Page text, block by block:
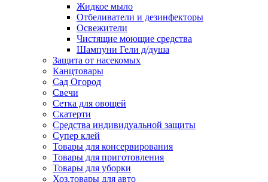
Жидкое мыло
Отбеливатели и дезинфекторы
Освежители
Чистящие моющие средства
Шампуни Гели д/душа
Защита от насекомых
Канцтовары
Сад Огород
Свечи
Сетка для овощей
Скатерти
Средства индивидуальной защиты
Супер клей
Товары для консервирования
Товары для приготовления
Товары для уборки
Хоз.товары для авто